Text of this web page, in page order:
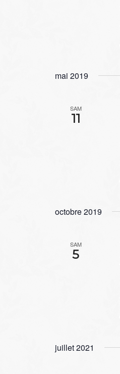
mai 2019
SAM
11
octobre 2019
SAM
5
juillet 2021